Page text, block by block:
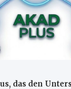
das den